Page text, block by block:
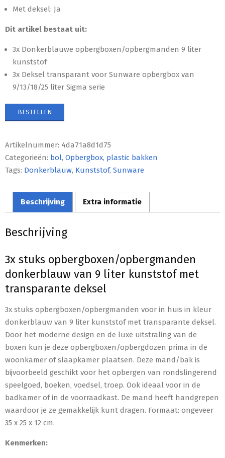
Met deksel: Ja
Dit artikel bestaat uit:
3x Donkerblauwe opbergboxen/opbergmanden 9 liter
kunststof
3x Deksel transparant voor Sunware opbergbox van
9/13/18/25 liter Sigma serie
BESTELLEN
Artikelnummer: 4da71a8d1d75
Categorieën: bol, Opbergbox, plastic bakken
Tags: Donkerblauw, Kunststof, Sunware
Beschrijving Extra informatie
Beschrijving
3x stuks opbergboxen/opbergmanden
donkerblauw van 9 liter kunststof met
transparante deksel
3x stuks opbergboxen/opbergmanden voor in huis in kleur
donkerblauw van 9 liter kunststof met transparante deksel.
Door het moderne design en de luxe uitstraling van de
boxen kun je deze opbergboxen/opbergdozen prima in de
woonkamer of slaapkamer plaatsen. Deze mand/bak is
bijvoorbeeld geschikt voor het opbergen van rondslingerend
speelgoed, boeken, voedsel, troep. Ook ideaal voor in de
badkamer of in de voorraadkast. De mand heeft handgrepen
waardoor je ze gemakkelijk kunt dragen. Formaat: ongeveer
35 x 25 x 12 cm.
Kenmerken: